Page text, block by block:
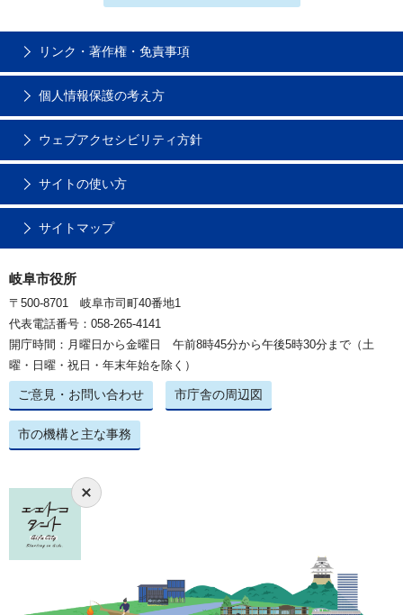
リンク・著作権・免責事項
個人情報保護の考え方
ウェブアクセシビリティ方針
サイトの使い方
サイトマップ
岐阜市役所
〒500-8701 岐阜市司町40番地1
代表電話番号：058-265-4141
開庁時間：月曜日から金曜日 午前8時45分から午後5時30分まで（土
曜・日曜・祝日・年末年始を除く）
ご意見・お問い合わせ 市庁舎の周辺図
市の機構と主な事務